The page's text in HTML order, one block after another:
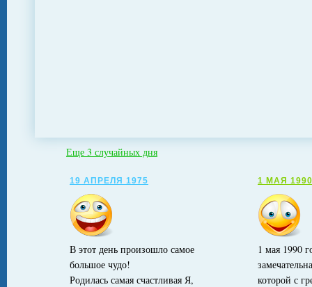
Еще 3 случайных дня
19 АПРЕЛЯ 1975
В этот день произошло самое
большое чудо!
Родилась самая счастливая Я,
1 МАЯ 1990
1 мая 1990
которой с